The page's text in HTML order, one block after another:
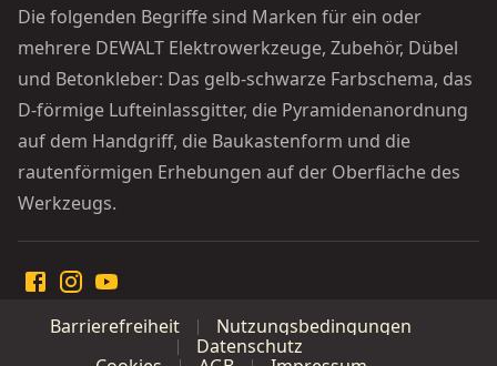
Die folgenden Begriffe sind Marken für ein oder
mehrere DEWALT Elektrowerkzeuge, Zubehör, Dübel
und Betonkleber: Das gelb-schwarze Farbschema, das
D-förmige Lufteinlassgitter, die Pyramidenanordnung
auf dem Handgriff, die Baukastenform und die
rautenförmigen Erhebungen auf der Oberfläche des
Werkzeugs.
Barrierefreiheit
Nutzungsbedingungen
Datenschutz